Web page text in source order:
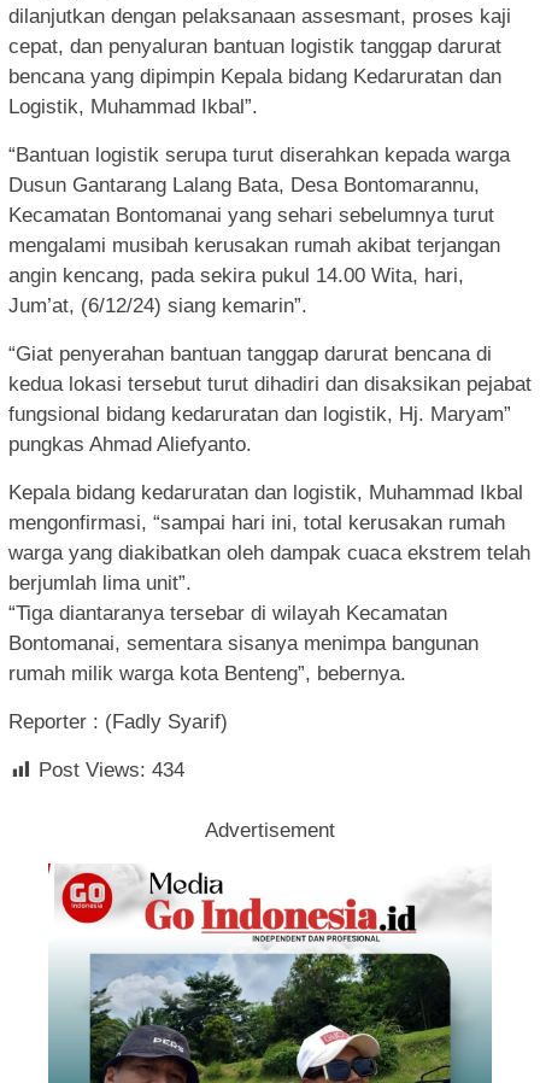
dilanjutkan dengan pelaksanaan assesmant, proses kaji
cepat, dan penyaluran bantuan logistik tanggap darurat
bencana yang dipimpin Kepala bidang Kedaruratan dan
Logistik, Muhammad Ikbal”.
“Bantuan logistik serupa turut diserahkan kepada warga
Dusun Gantarang Lalang Bata, Desa Bontomarannu,
Kecamatan Bontomanai yang sehari sebelumnya turut
mengalami musibah kerusakan rumah akibat terjangan
angin kencang, pada sekira pukul 14.00 Wita, hari,
Jum’at, (6/12/24) siang kemarin”.
“Giat penyerahan bantuan tanggap darurat bencana di
kedua lokasi tersebut turut dihadiri dan disaksikan pejabat
fungsional bidang kedaruratan dan logistik, Hj. Maryam”
pungkas Ahmad Aliefyanto.
Kepala bidang kedaruratan dan logistik, Muhammad Ikbal
mengonfirmasi, “sampai hari ini, total kerusakan rumah
warga yang diakibatkan oleh dampak cuaca ekstrem telah
berjumlah lima unit”.
“Tiga diantaranya tersebar di wilayah Kecamatan
Bontomanai, sementara sisanya menimpa bangunan
rumah milik warga kota Benteng”, bebernya.
Reporter : (Fadly Syarif)
Post Views: 434
Advertisement